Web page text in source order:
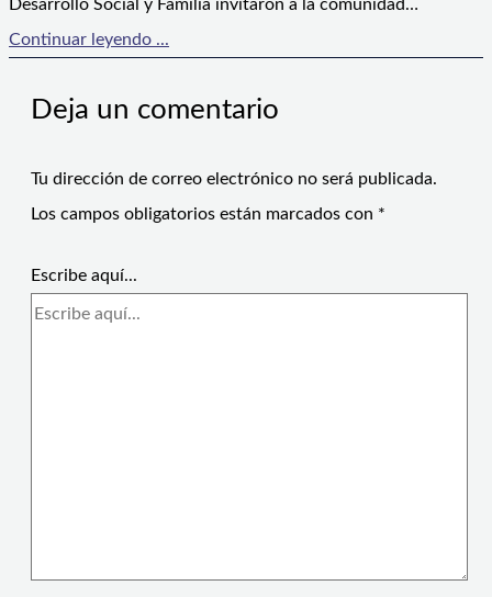
Desarrollo Social y Familia invitaron a la comunidad…
Continuar leyendo ...
Deja un comentario
Tu dirección de correo electrónico no será publicada.
Los campos obligatorios están marcados con *
Escribe aquí...